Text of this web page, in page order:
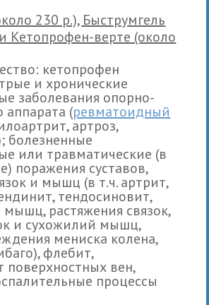
230 р.), Быструмгель
Кетопрофен-верте (около
кетопрофен
и хронические
заболевания опорно-
аппарата (ревматоидный
артроз,
болезненные
или травматические (в
поражения суставов,
и мышц (в т.ч. артрит,
тендосиновит,
растяжения связок,
и сухожилий мышц,
мениска колена,
флебит,
вен,
процессы